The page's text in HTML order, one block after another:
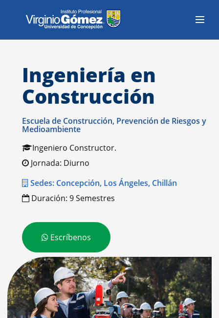
Ingeniería en
Construcción
Escuela de Construcción, Prevención de Riesgos y
Medioambiente
Ingeniero Constructor.
Jornada: Diurno
Sedes: Concepción, Los Ángeles, Chillán
Duración: 9 Semestres
Escríbenos